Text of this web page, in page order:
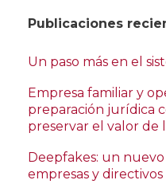
Publicaciones
Un paso más en el
Empresa familiar y
preparación jurídica
preservar el valor de
Deepfakes: un
empresas y directivos